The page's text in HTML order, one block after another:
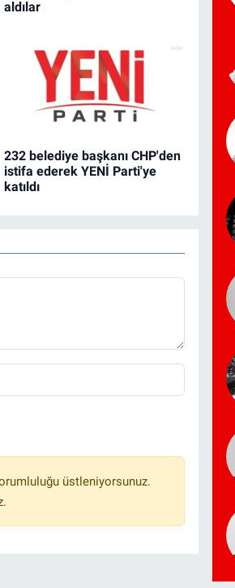
aldılar
232 belediye başkanı CHP'den
istifa ederek YENİ Parti'ye
katıldı
üstleniyorsunuz.